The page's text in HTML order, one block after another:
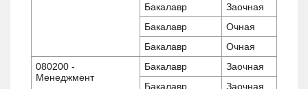
Бакалавр
Заочная
Бакалавр
Очная
Бакалавр
Очная
080200 -
Менеджмент
Бакалавр
Заочная
Бакалавр
Заочная